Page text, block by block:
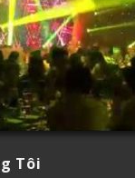
Tôi